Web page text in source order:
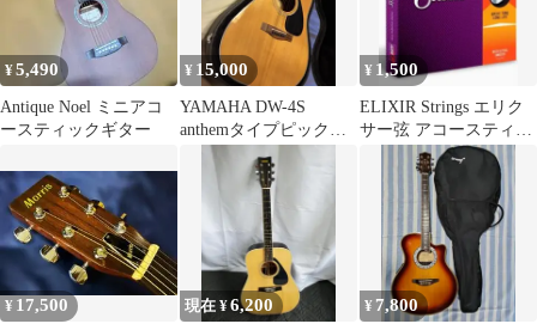
¥5,490
Antique Noel ミニアコ
ースティックギター
¥ 15,000
YAMAHA DW-4S
anthemタイプピックア
ップ後付け やや難あ
¥ 1,500
ELIXIR Strings エリク
サー弦 アコースティッ
クギター弦 16002
¥ 17,500 現在 ¥6,200 ¥ 7,800